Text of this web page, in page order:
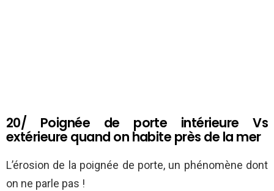
20/ Poignée de porte intérieure Vs
extérieure quand on habite près de la mer
L’érosion de la poignée de porte, un phénomène dont
on ne parle pas !